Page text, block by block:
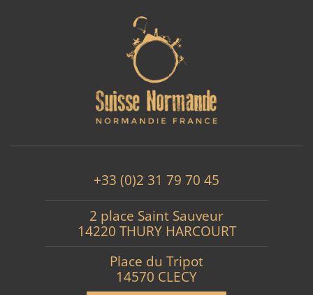
+33 (0)2 31 79 70 45
2 place Saint Sauveur
14220 THURY HARCOURT
Place du Tripot
14570 CLECY